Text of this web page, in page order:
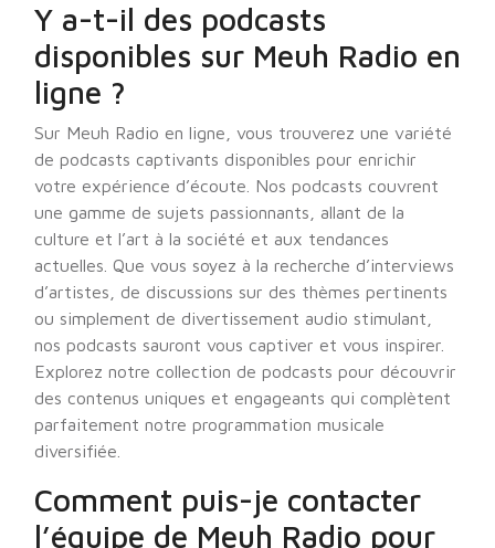
Y a-t-il des podcasts
disponibles sur Meuh Radio en
ligne ?
Sur Meuh Radio en ligne, vous trouverez une variété
de podcasts captivants disponibles pour enrichir
votre expérience d’écoute. Nos podcasts couvrent
une gamme de sujets passionnants, allant de la
culture et l’art à la société et aux tendances
actuelles. Que vous soyez à la recherche d’interviews
d’artistes, de discussions sur des thèmes pertinents
ou simplement de divertissement audio stimulant,
nos podcasts sauront vous captiver et vous inspirer.
Explorez notre collection de podcasts pour découvrir
des contenus uniques et engageants qui complètent
parfaitement notre programmation musicale
diversifiée.
Comment puis-je contacter
l’équipe de Meuh Radio pour